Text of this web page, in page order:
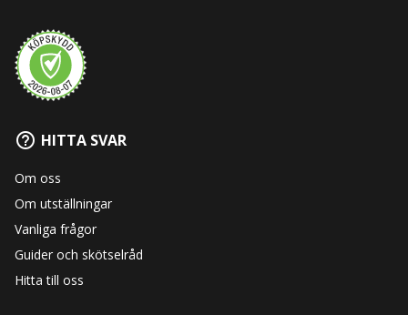
HITTA SVAR
Om oss
Om utställningar
Vanliga frågor
Guider och skötselråd
Hitta till oss